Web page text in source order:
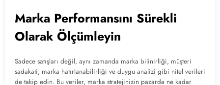
Marka Performansını Sürekli
Olarak Ölçümleyin
Sadece satışları değil, aynı zamanda marka bilinirliği, müşteri
sadakati, marka hatırlanabilirliği ve duygu analizi gibi nitel verileri
de takip edin. Bu veriler, marka stratejinizin pazarda ne kadar